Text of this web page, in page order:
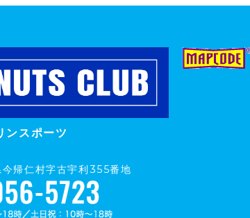
ンスポーツ
帰仁村字古宇利355番地